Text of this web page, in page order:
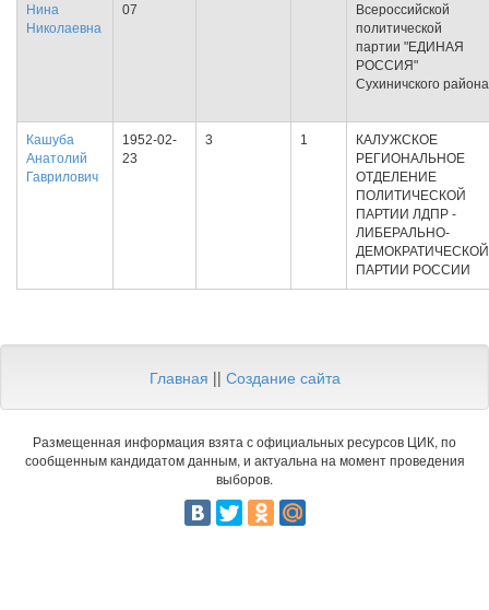
Нина
Николаевна
07
Всероссийской
политической
партии "ЕДИНАЯ
РОССИЯ"
Сухиничского района
Кашуба
Анатолий
Гаврилович
1952-02-
23
3 1
КАЛУЖСКОЕ
РЕГИОНАЛЬНОЕ
ОТДЕЛЕНИЕ
ПОЛИТИЧЕСКОЙ
ПАРТИИ ЛДПР -
ЛИБЕРАЛЬНО-
ДЕМОКРАТИЧЕСКОЙ
ПАРТИИ РОССИИ
Главная || Создание сайта
Размещенная информация взята с официальных ресурсов ЦИК, по
сообщенным кандидатом данным, и актуальна на момент проведения
выборов.